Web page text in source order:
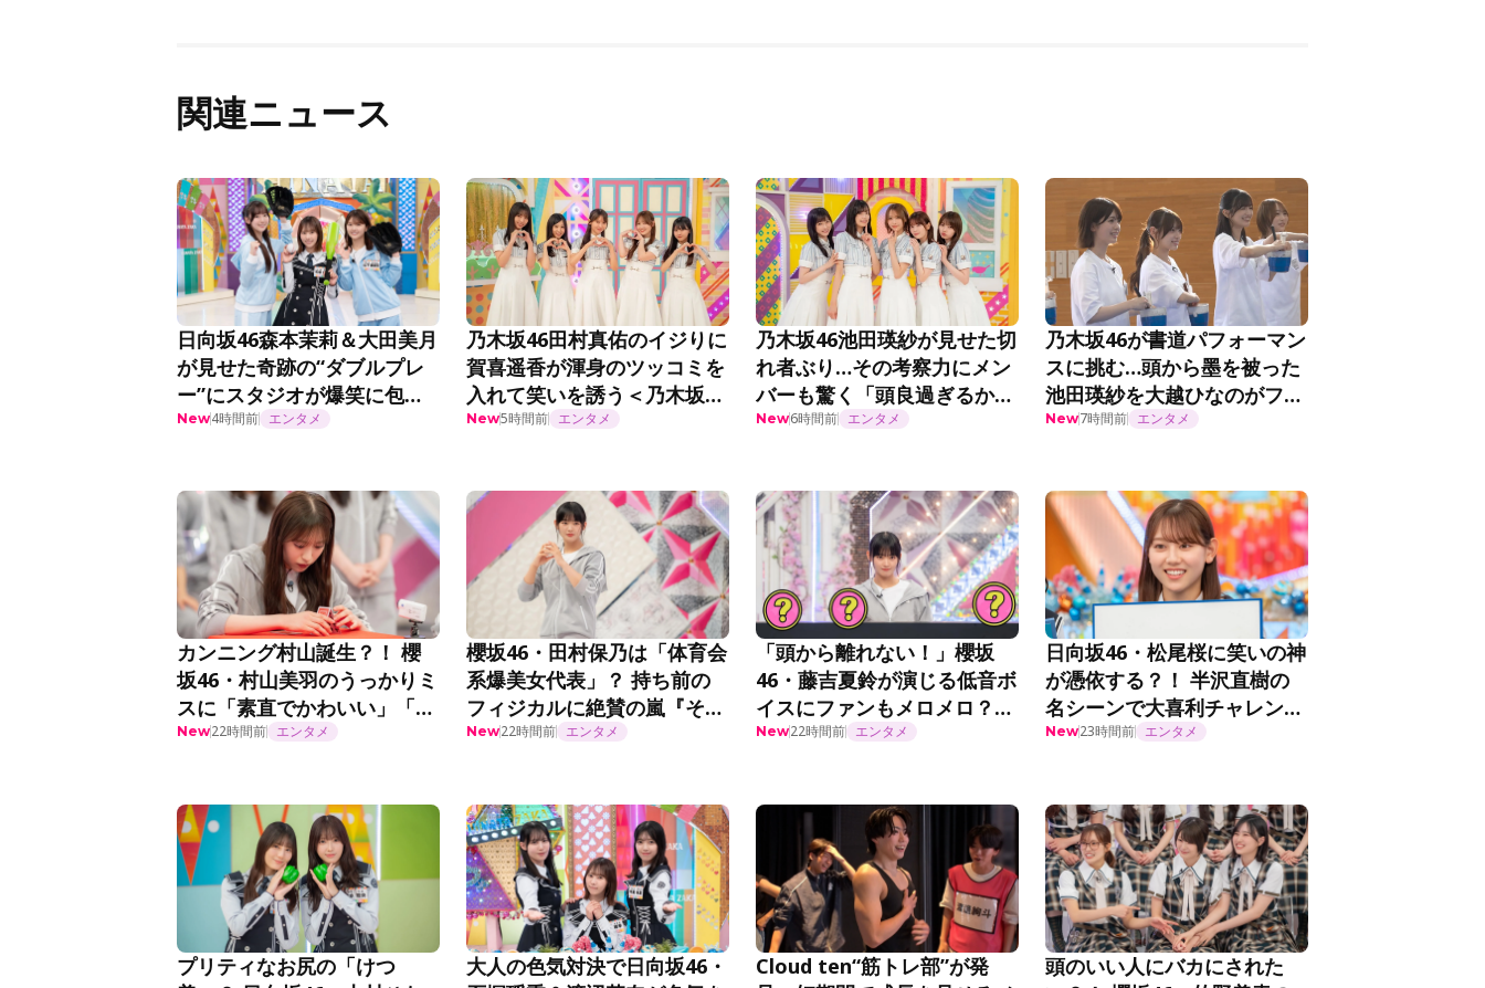
関連ニュース
日向坂46森本茉莉＆大田美月
が見せた奇跡の“ダブルプレ
ー”にスタジオが爆笑に包ま
れる＜まだまだ！日向坂で会
New4時間前 エンタメ
乃木坂46田村真佑のイジりに
賀喜遥香が渾身のツッコミを
入れて笑いを誘う＜乃木坂工
事延長中＞
New5時間前 エンタメ
乃木坂46池田瑛紗が見せた切
れ者ぶり…その考察力にメン
バーも驚く「頭良過ぎるか
も…」「絶対未来人だと思
New6時間前 エンタメ
乃木坂46が書道パフォーマン
スに挑む…頭から墨を被った
池田瑛紗を大越ひなのがフォ
ロー「アーティスティックで
New7時間前 エンタメ
カンニング村山誕生？！ 櫻
坂46・村山美羽のうっかりミ
スに「素直でかわいい」「こ
れだからやめられない」『そ
New22時間前 エンタメ
櫻坂46・田村保乃は「体育会
系爆美女代表」？ 持ち前の
フィジカルに絶賛の嵐『そこ
曲がったら、櫻坂？』第295
New22時間前 エンタメ
「頭から離れない！」櫻坂
46・藤吉夏鈴が演じる低音ボ
イスにファンもメロメロ？！
『ちょこさく』第295話
New22時間前 エンタメ
日向坂46・松尾桜に笑いの神
が憑依する？！ 半沢直樹の
名シーンで大喜利チャレン
ジ！『日向坂で会いましょ
New23時間前 エンタメ
プリティなお尻の「けつ
大人の色気対決で日向坂46・
Cloud ten“筋トレ部”が発
頭のいい人にバカにされた